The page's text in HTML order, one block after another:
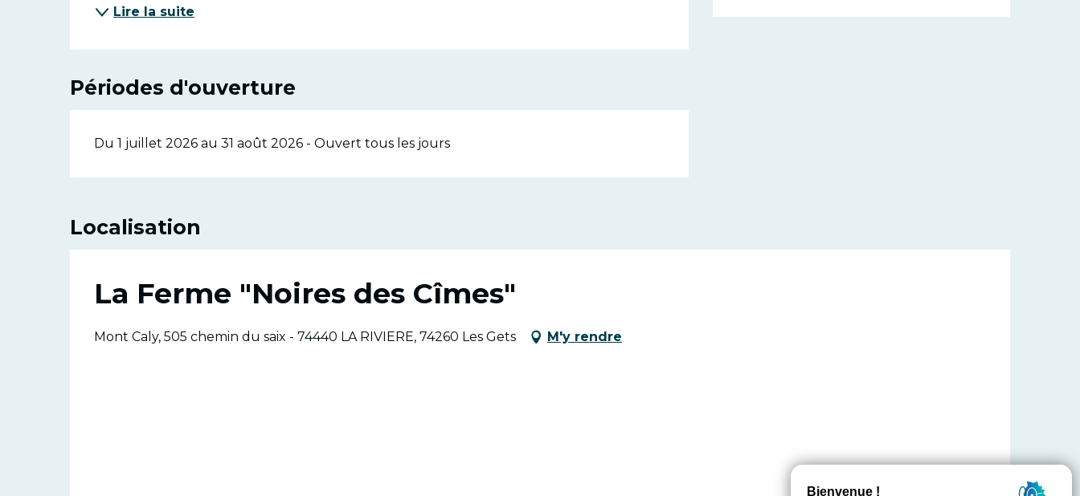
Lire la suite
Périodes d'ouverture
Du 1 juillet 2026 au 31 août 2026 - Ouvert tous les jours
Localisation
La Ferme "Noires des Cîmes"
Mont Caly, 505 chemin du saix - 74440 LA RIVIERE, 74260 Les Gets M'y rendre